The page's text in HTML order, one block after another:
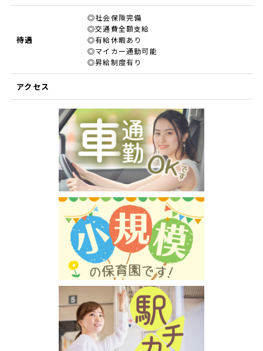
待遇
◎社会保険完備
◎交通費全額支給
◎有給休暇あり
◎マイカー通勤可能
◎昇給制度有り
アクセス